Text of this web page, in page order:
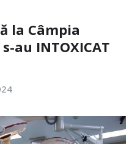
la Câmpia
au INTOXICAT